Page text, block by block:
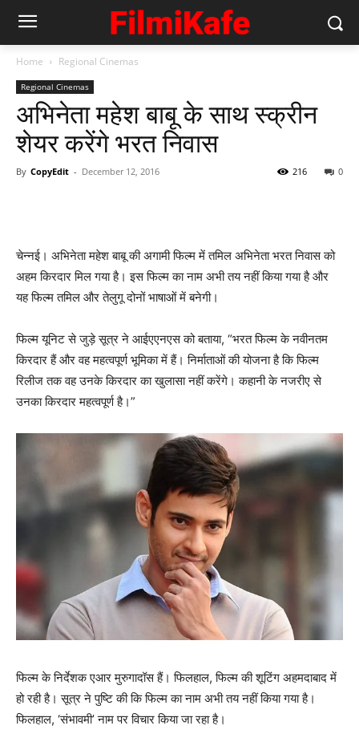
Home Regional Cinemas
Regional Cinemas
अभिनेता महेश बाबू के साथ स्‍क्रीन
शेयर करेंगे भरत निवास
By CopyEdit - December 12, 2016 0
216
चेन्नई। अभिनेता महेश बाबू की अगामी फिल्म में तमिल अभिनेता भरत निवास को
अहम किरदार मिल गया है। इस फिल्म का नाम अभी तय नहीं किया गया है और
यह फिल्म तमिल और तेलुगू दोनों भाषाओं में बनेगी।
फिल्म यूनिट से जुड़े सूत्र ने आईएएनएस को बताया, “भरत फिल्म के नवीनतम
किरदार हैं और वह महत्वपूर्ण भूमिका में हैं। निर्माताओं की योजना है कि फिल्म
रिलीज तक वह उनके किरदार का खुलासा नहीं करेंगे। कहानी के नजरीए से
उनका किरदार महत्वपूर्ण है।”
फिल्म के निर्देशक एआर मुरुगादॉस हैं। फिलहाल, फिल्म की शूटिंग अहमदाबाद में
हो रही है। सूत्र ने पुष्टि की कि फिल्म का नाम अभी तय नहीं किया गया है।
फिलहाल, ‘संभावमी’ नाम पर विचार किया जा रहा है।